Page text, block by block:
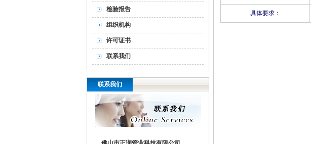
检验报告
组织机构
许可证书
联系我们
联系我们
具体要求：